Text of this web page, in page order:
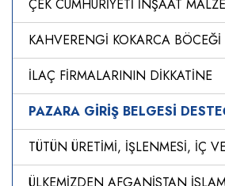
İLAÇ FİRMALARININ DİKKATİNE